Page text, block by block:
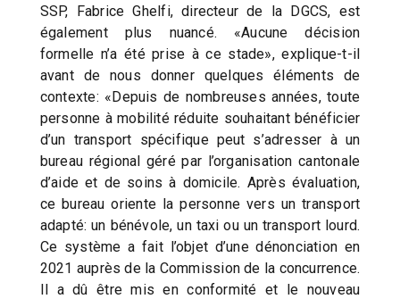
SSP, Fabrice Ghelfi, directeur de la DGCS, est
également plus nuancé. «Aucune décision
formelle n’a été prise à ce stade», explique-t-il
avant de nous donner quelques éléments de
contexte: «Depuis de nombreuses années, toute
personne à mobilité réduite souhaitant bénéficier
d’un transport spécifique peut s’adresser à un
bureau régional géré par l’organisation cantonale
d’aide et de soins à domicile. Après évaluation,
ce bureau oriente la personne vers un transport
adapté: un bénévole, un taxi ou un transport lourd.
Ce système a fait l’objet d’une dénonciation en
2021 auprès de la Commission de la concurrence.
Il a dû être mis en conformité et le nouveau